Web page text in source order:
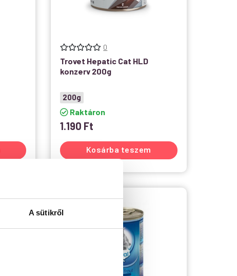
A sütikről
0
Trovet Hepatic Cat HLD
konzerv 200g
200g
Raktáron
1.190 Ft
Kosárba teszem